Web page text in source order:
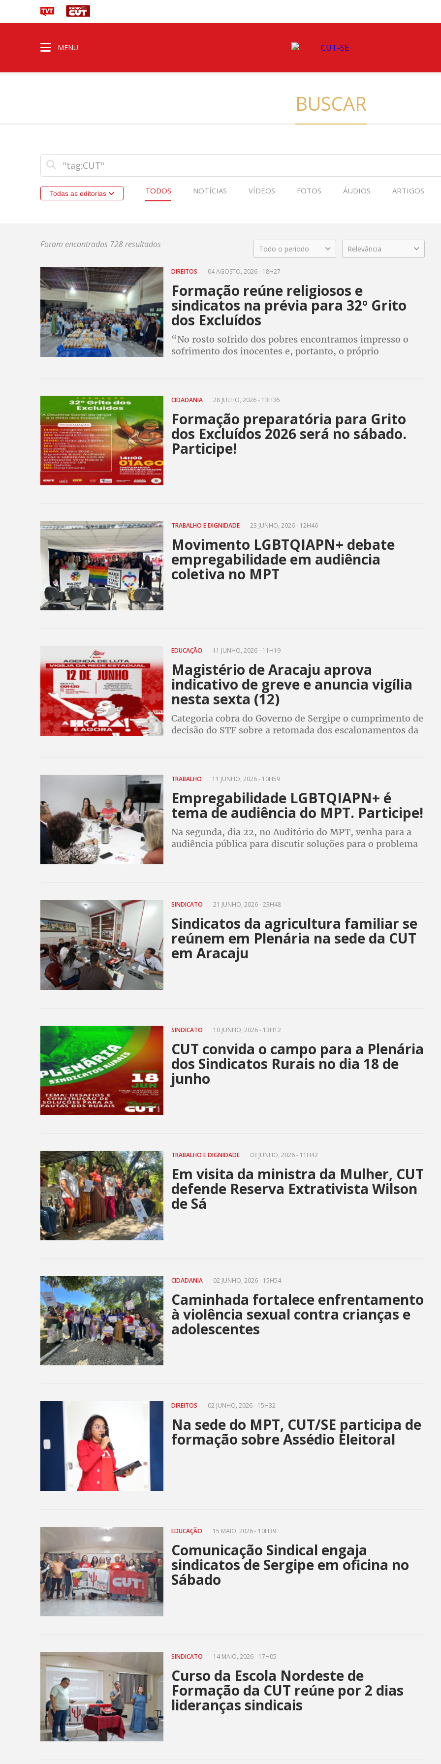
MENU
BUSCAR
Todas as editorias TODOS NOTÍCIAS VÍDEOS FOTOS ÁUDIOS ARTIGOS
Foram encontrados 728 resultados Todo o período Relevância
DIREITOS 04 AGOSTO, 2026 - 18H27
Formação reúne religiosos e
sindicatos na prévia para 32º Grito
dos Excluídos
“No rosto sofrido dos pobres encontramos impresso o
sofrimento dos inocentes e, portanto, o próprio
CIDADANIA 28 JULHO, 2026 - 13H36
Formação preparatória para Grito
dos Excluídos 2026 será no sábado.
Participe!
TRABALHO E DIGNIDADE 23 JUNHO, 2026 - 12H46
Movimento LGBTQIAPN+ debate
empregabilidade em audiência
coletiva no MPT
EDUCAÇÃO 11 JUNHO, 2026 - 11H19
Magistério de Aracaju aprova
indicativo de greve e anuncia vigília
nesta sexta (12)
Categoria cobra do Governo de Sergipe o cumprimento de
decisão do STF sobre a retomada dos escalonamentos da
TRABALHO 11 JUNHO, 2026 - 10H59
Empregabilidade LGBTQIAPN+ é
tema de audiência do MPT. Participe!
Na segunda, dia 22, no Auditório do MPT, venha para a
audiência pública para discutir soluções para o problema
SINDICATO 21 JUNHO, 2026 - 23H48
Sindicatos da agricultura familiar se
reúnem em Plenária na sede da CUT
em Aracaju
SINDICATO 10 JUNHO, 2026 - 13H12
CUT convida o campo para a Plenária
dos Sindicatos Rurais no dia 18 de
junho
TRABALHO E DIGNIDADE 03 JUNHO, 2026 - 11H42
Em visita da ministra da Mulher, CUT
defende Reserva Extrativista Wilson
de Sá
CIDADANIA 02 JUNHO, 2026 - 15H54
Caminhada fortalece enfrentamento
à violência sexual contra crianças e
adolescentes
DIREITOS 02 JUNHO, 2026 - 15H32
Na sede do MPT, CUT/SE participa de
formação sobre Assédio Eleitoral
EDUCAÇÃO 15 MAIO, 2026 - 10H39
Comunicação Sindical engaja
sindicatos de Sergipe em oficina no
Sábado
SINDICATO 14 MAIO, 2026 - 17H05
Curso da Escola Nordeste de
Formação da CUT reúne por 2 dias
lideranças sindicais